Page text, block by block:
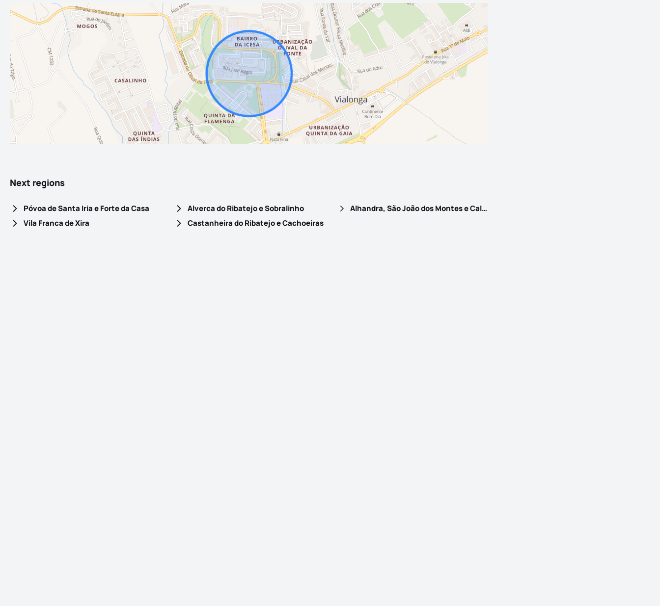
Next regions
Póvoa de Santa Iria e Forte da Casa Alverca do Ribatejo e Sobralinho
Alhandra, São João dos Montes e Calhandriz
Vila Franca de Xira
Castanheira do Ribatejo e Cachoeiras